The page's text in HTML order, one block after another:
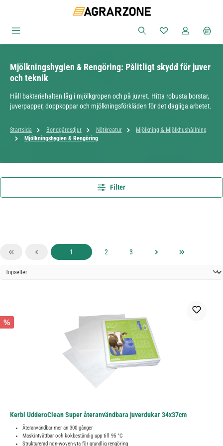
Du har 0 objekt i
Mjölkningshygien & Rengöring: Pålitligt skydd för juver
och teknik
Håll bakteriehalten låg i mjölkgropen och på juvret. Hitta robusta borstar,
juverpapper, doppkoppar och mjölkningsförkläden för det dagliga arbetet.
Startsida Bondgårdsdjur Nötkreatur
Mjölkning & Mjölkhushållning
Mjölkningshygien & Rengöring
Filter
Sida
1 Sida
2 Sida
3
%
Kerbl UdderoClean Super återanvändbara juverdukar 34x37cm
Återanvändbar mer än 300 gånger
Maskintvättbar och kokbeständig upp till 95 °C
Strukturerad non-woven-yta för grundlig rengöring